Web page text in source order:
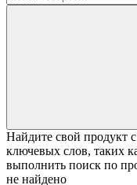
Найдите свой продукт
ключевых слов, таких
выполнить поиск по
не найдено